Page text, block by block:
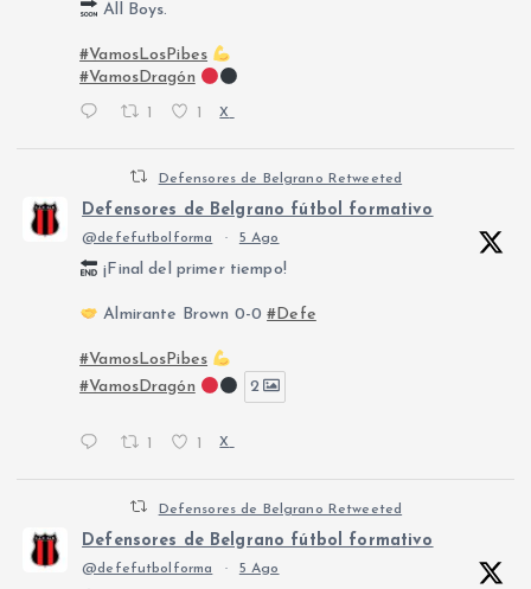
All Boys.
#VamosLosPibes
#VamosDragón
X
Defensores de Belgrano Retweeted
Defensores de Belgrano fútbol formativo
@defefutbolforma · 5 Ago
¡Final del primer tiempo!
Almirante Brown 0-0#Defe
#VamosLosPibes
#VamosDragón
2
1 1 X
Defensores de Belgrano Retweeted
Defensores de Belgrano fútbol formativo
@defefutbolforma · 5 Ago